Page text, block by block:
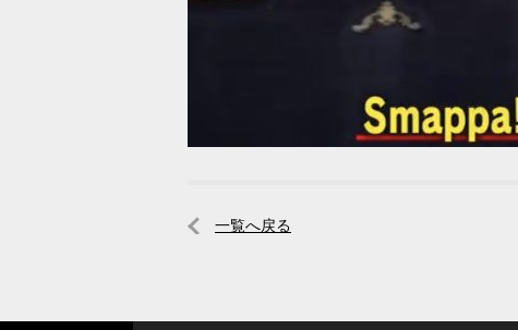
一覧へ戻る